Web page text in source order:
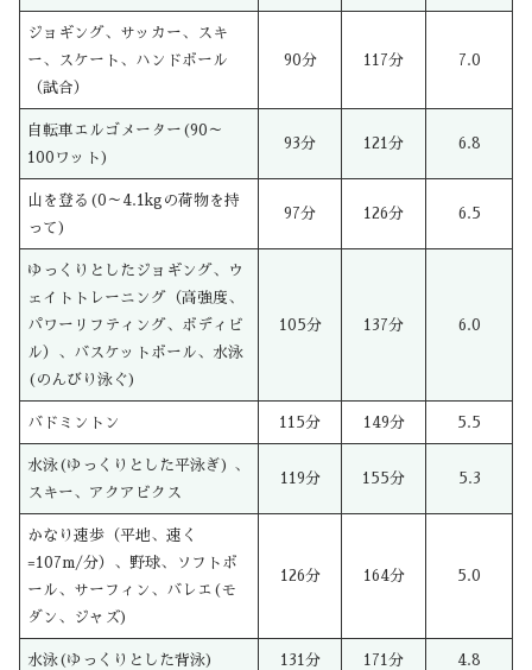
ジョギング、サッカー、スキ
ー、スケート、ハンドボール
（試合）
90分 117分 7.0
自転車エルゴメーター(90～
100ワット)
93分 121分 6.8
山を登る(0～4.1kgの荷物を持
って)
97分 126分 6.5
ゆっくりとしたジョギング、ウ
ェイトトレーニング（高強度、
パワーリフティング、ボディビ
ル）、バスケットボール、水泳
(のんびり泳ぐ)
105分 137分 6.0
バドミントン 115分 149分 5.5
水泳(ゆっくりとした平泳ぎ) 、
スキー、アクアビクス
119分 155分 5.3
かなり速歩（平地、速く
=107m/分）、野球、ソフトボ
ール、サーフィン、バレエ(モ
ダン、ジャズ)
126分 164分 5.0
水泳(ゆっくりとした背泳) 131分 171分 4.8